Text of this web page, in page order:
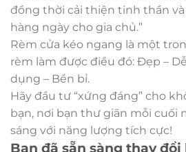
đồng thời cải thiện tinh thần
hàng ngày cho gia chủ.”
Rèm cửa kéo ngang là một
rèm làm được điều đó: Đẹp –
dụng – Bền bỉ.
Hãy đầu tư “xứng đáng” cho
bạn, nơi bạn thư giãn mỗi cuối
sáng với năng lượng tích cực!
Bạn đã sẵn sàng thay